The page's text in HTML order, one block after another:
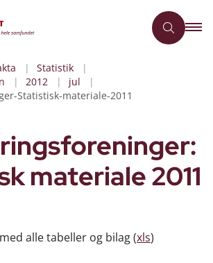
Statistik
2012
jul
Statistisk-materiale-2011
materiale 2011
alle tabeller og bilag (xls)